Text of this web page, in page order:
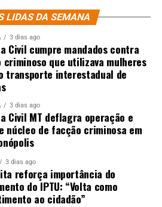
LIDAS DA SEMANA
3 dias ago
Civil cumpre mandados contra
criminoso que utilizava mulheres
transporte interestadual de
3 dias ago
Civil MT deflagra operação e
núcleo de facção criminosa em
3 dias ago
reforça importância do
do IPTU: “Volta como
ao cidadão”